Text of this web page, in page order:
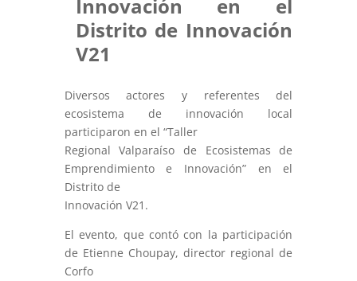
Innovación en el
Distrito de Innovación
V21
Diversos actores y referentes del
ecosistema de innovación local
participaron en el “Taller
Regional Valparaíso de Ecosistemas de
Emprendimiento e Innovación” en el
Distrito de
Innovación V21.
El evento, que contó con la participación
de Etienne Choupay, director regional de
Corfo